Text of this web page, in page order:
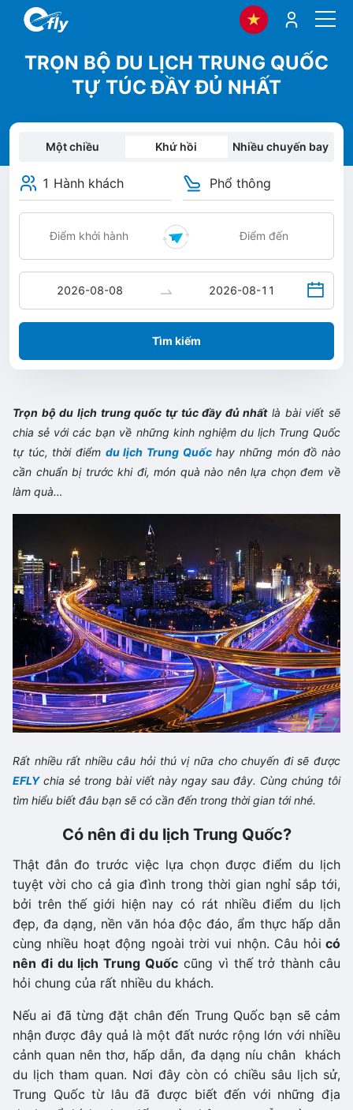
TRỌN BỘ DU LỊCH TRUNG QUỐC
TỰ TÚC ĐẦY ĐỦ NHẤT
Một chiều Khứ hồi Nhiều chuyến bay
1 Hành khách Phổ thông
Tìm kiếm
Trọn bộ du lịch trung quốc tự túc đầy đủ nhấtlà bài viết sẽ
chia sẻ với các bạn về những kinh nghiệm du lịch Trung Quốc
tự túc, thời điểm du lịch Trung Quốchay những món đồ nào
cần chuẩn bị trước khi đi, món quà nào nên lựa chọn đem về
làm quà…
Rất nhiều rất nhiều câu hỏi thú vị nữa cho chuyến đi sẽ được
EFLYchia sẻ trong bài viết này ngay sau đây. Cùng chúng tôi
tìm hiểu biết đâu bạn sẽ có cần đến trong thời gian tới nhé.
Có nên đi du lịch Trung Quốc?
Thật đắn đo trước việc lựa chọn được điểm du lịch
tuyệt vời cho cả gia đình trong thời gian nghỉ sắp tới,
bởi trên thế giới hiện nay có rát nhiều điểm du lịch
đẹp, đa dạng, nền văn hóa độc đáo, ẩm thực hấp dẫn
cùng nhiều hoạt động ngoài trời vui nhộn. Câu hỏi có
nên đi du lịch Trung Quốc cũng vì thế trở thành câu
hỏi chung của rất nhiều du khách.
Nếu ai đã từng đặt chân đến Trung Quốc bạn sẽ cảm
nhận được đây quả là một đất nước rộng lớn với nhiều
cảnh quan nên thơ, hấp dẫn, đa dạng níu chân khách
du lịch tham quan. Nơi đây còn có chiều sâu lịch sử,
Trung Quốc từ lâu đã được biết đến với những địa